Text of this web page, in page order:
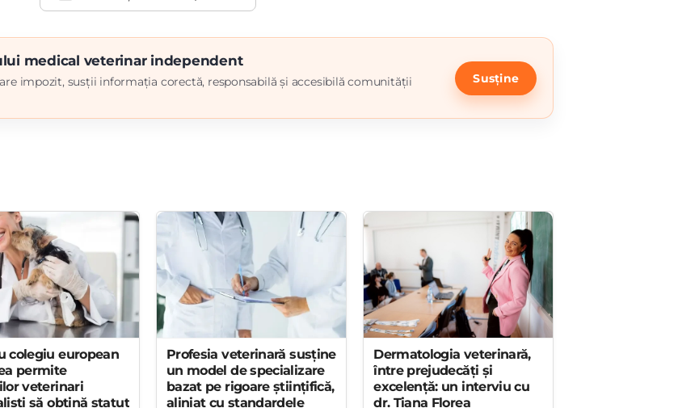
medical veterinar independent
impozit, susții informația corectă, responsabilă și accesibilă comunității
Susține
colegiu european
permite
veterinari
să obțină statut
Profesia veterinară susține
un model de specializare
bazat pe rigoare științifică,
aliniat cu standardele
Dermatologia veterinară,
între prejudecăți și
excelență: un interviu cu
dr. Tiana Florea